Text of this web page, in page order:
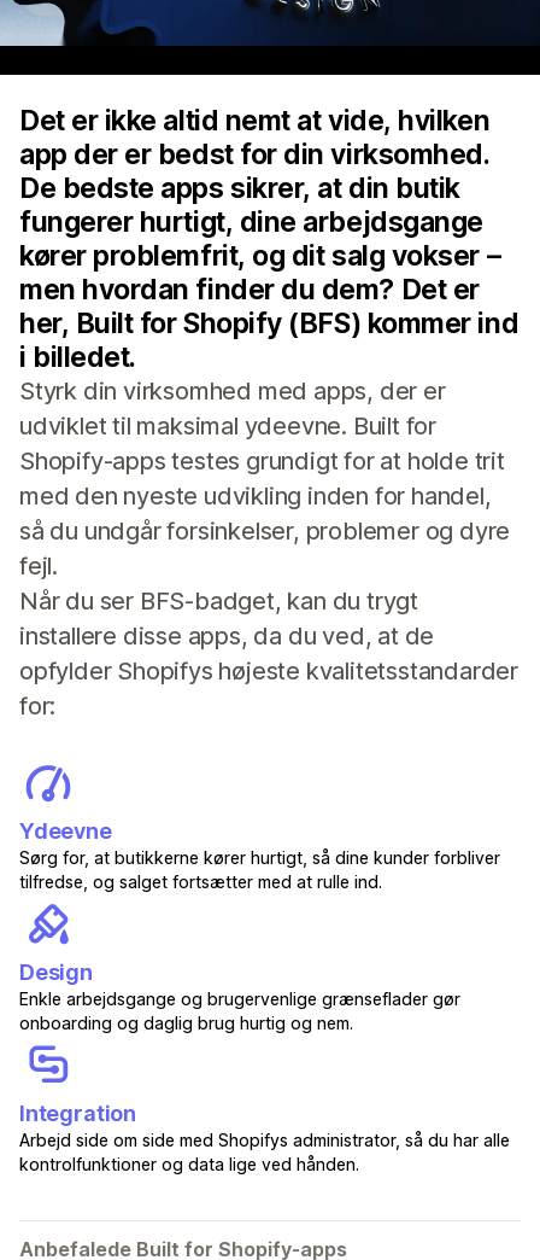
Det er ikke altid nemt at vide, hvilken
app der er bedst for din virksomhed.
De bedste apps sikrer, at din butik
fungerer hurtigt, dine arbejdsgange
kører problemfrit, og dit salg vokser –
men hvordan finder du dem? Det er
her, Built for Shopify (BFS) kommer ind
i billedet.
Styrk din virksomhed med apps, der er
udviklet til maksimal ydeevne. Built for
Shopify-apps testes grundigt for at holde trit
med den nyeste udvikling inden for handel,
så du undgår forsinkelser, problemer og dyre
fejl.
Når du ser BFS-badget, kan du trygt
installere disse apps, da du ved, at de
opfylder Shopifys højeste kvalitetsstandarder
for:
Ydeevne
Sørg for, at butikkerne kører hurtigt, så dine kunder forbliver
tilfredse, og salget fortsætter med at rulle ind.
Design
Enkle arbejdsgange og brugervenlige grænseflader gør
onboarding og daglig brug hurtig og nem.
Integration
Arbejd side om side med Shopifys administrator, så du har alle
kontrolfunktioner og data lige ved hånden.
Anbefalede Built for Shopify-apps